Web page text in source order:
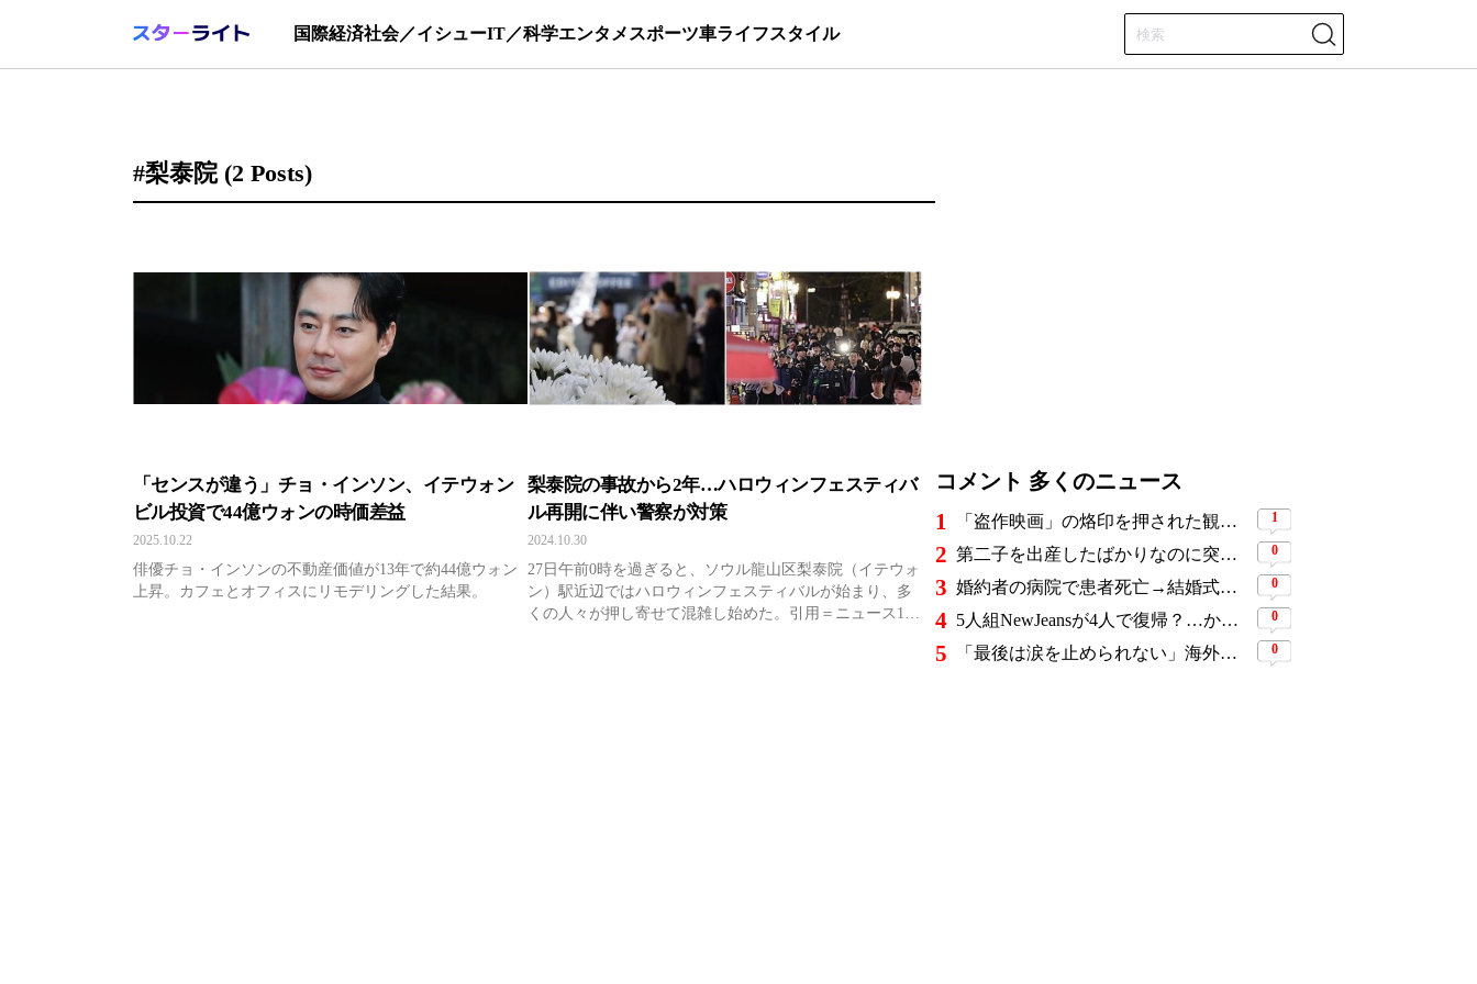
国際経済社会／イシューIT／科学エンタメ スポーツ車ライフスタイル
#梨泰院 (2 Posts)
「センスが違う」チョ・インソン、イテウォン
ビル投資で44億ウォンの時価差益
2025.10.22
俳優チョ・インソンの不動産価値が13年で約44億ウォン
上昇。カフェとオフィスにリモデリングした結果。
梨泰院の事故から2年…ハロウィンフェスティバ
ル再開に伴い警察が対策
2024.10.30
27日午前0時を過ぎると、ソウル龍山区梨泰院（イテウォ
ン）駅近辺ではハロウィンフェスティバルが始まり、多
くの人々が押し寄せて混雑し始めた。引用＝ニュース1ソ
コメント 多くのニュース
1 「盗作映画」の烙印を押された観客動員1,691万人の大ヒット作、裁判所の判断ですべてが覆った 1
2 第二子を出産したばかりなのに突然の活動休止…人気YouTuber三姉妹が同時期に姿を消し、ファンから心配の声 0
3 婚約者の病院で患者死亡→結婚式延期に…活動休止を経た元人気アイドルが3年ぶり復帰 0
4 5人組NewJeansが4人で復帰？…かつて擁護した著名デザイナーが一転「ダサすぎる」と猛批判 0
5 「最後は涙を止められない」海外映画祭が早くも絶賛…8年前に消えた末娘のため、4人の母娘が復讐に挑む『慶州紀行』 0